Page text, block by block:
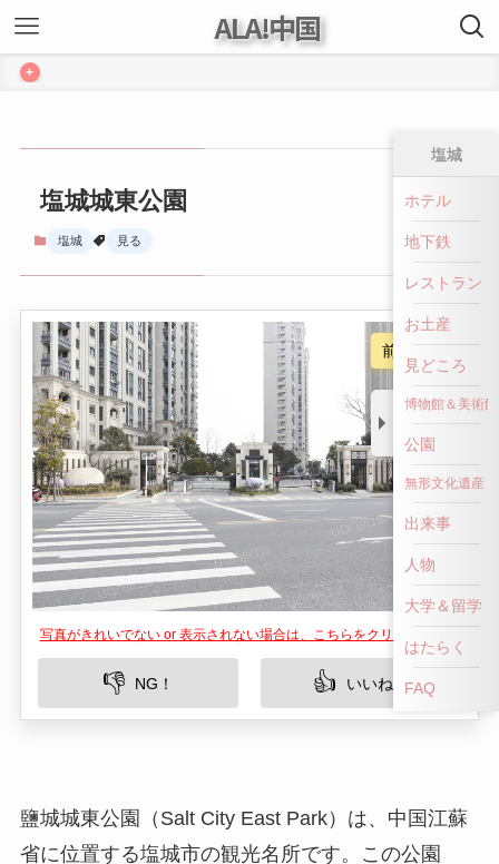
ALA!中国
+
塩城城東公園
塩城 見る
前へ戻る
写真がきれいでない or 表示されない場合は、こちらをクリックして！
👎 NG！ 👍 いいね！
鹽城城東公園（Salt City East Park）は、中国江蘇
省に位置する塩城市の観光名所です。この公園
塩城
ホテル
地下鉄
レストラン
お土産
見どころ
博物館＆美術館
公園
無形文化遺産
出来事
人物
大学＆留学
はたらく
FAQ